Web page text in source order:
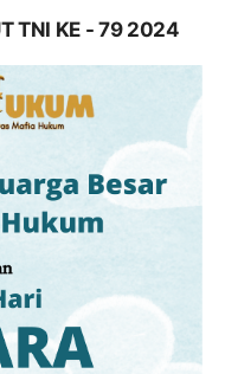
TNI KE - 79 2024